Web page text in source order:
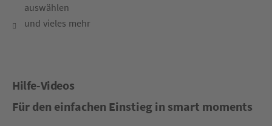
auswählen
und vieles mehr
Hilfe-Videos
Für den einfachen Einstieg in smart moments